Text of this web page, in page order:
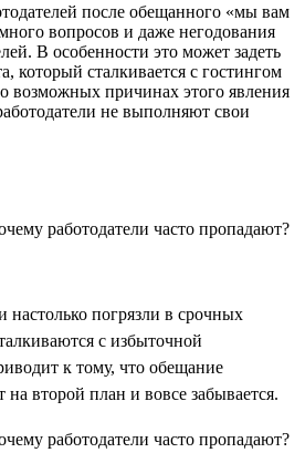
после обещанного «мы вам
вопросов и даже негодования
В особенности это может задеть
который сталкивается с гостингом
возможных причинах этого явления
не выполняют свои
настолько погрязли в срочных
с избыточной
к тому, что обещание
на второй план и вовсе забывается.